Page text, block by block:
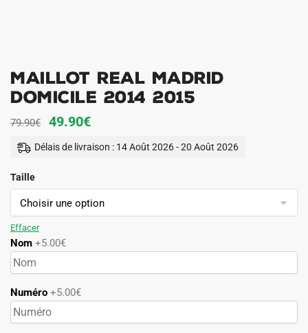
Maillot Real Madrid
Domicile 2014 2015
79.90€
Le
prix
79.90€.
49.90€Le
prix
49.90€.
Délais de livraison : 14 Août 2026 - 20 Août 2026
Taille
Effacer
Nom +5.00€
Numéro +5.00€